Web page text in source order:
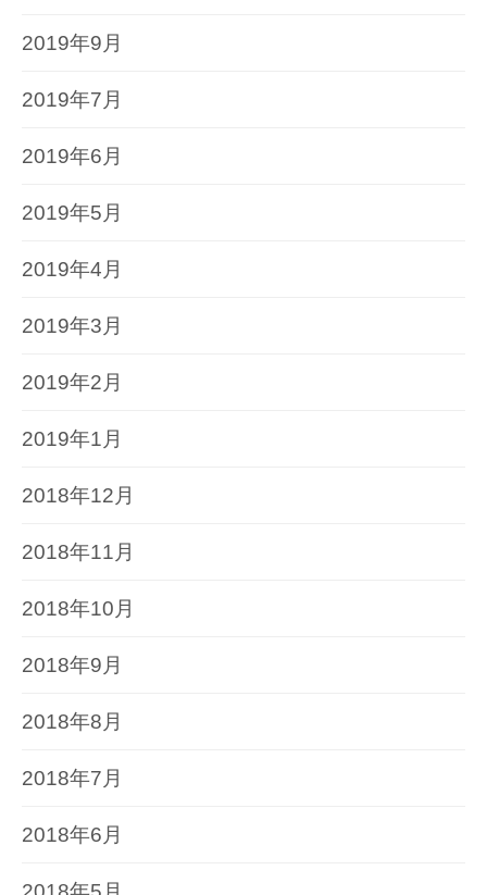
2019年9月
2019年7月
2019年6月
2019年5月
2019年4月
2019年3月
2019年2月
2019年1月
2018年12月
2018年11月
2018年10月
2018年9月
2018年8月
2018年7月
2018年6月